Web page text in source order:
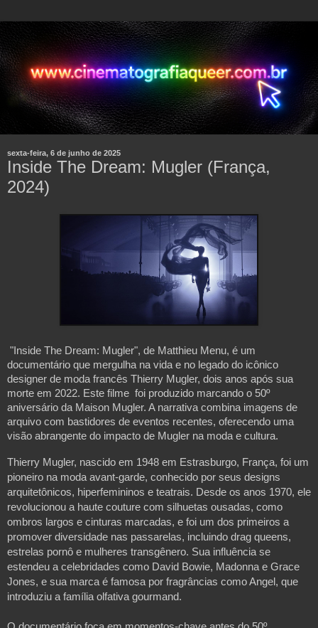
sexta-feira, 6 de junho de 2025
Inside The Dream: Mugler (França,
2024)
"Inside The Dream: Mugler", de Matthieu Menu, é um
documentário que mergulha na vida e no legado do icônico
designer de moda francês Thierry Mugler, dois anos após sua
morte em 2022. Este filme foi produzido marcando o 50º
aniversário da Maison Mugler. A narrativa combina imagens de
arquivo com bastidores de eventos recentes, oferecendo uma
visão abrangente do impacto de Mugler na moda e cultura.
Thierry Mugler, nascido em 1948 em Estrasburgo, França, foi um
pioneiro na moda avant-garde, conhecido por seus designs
arquitetônicos, hiperfemininos e teatrais. Desde os anos 1970, ele
revolucionou a haute couture com silhuetas ousadas, como
ombros largos e cinturas marcadas, e foi um dos primeiros a
promover diversidade nas passarelas, incluindo drag queens,
estrelas pornô e mulheres transgênero. Sua influência se
estendeu a celebridades como David Bowie, Madonna e Grace
Jones, e sua marca é famosa por fragrâncias como Angel, que
introduziu a família olfativa gourmand.